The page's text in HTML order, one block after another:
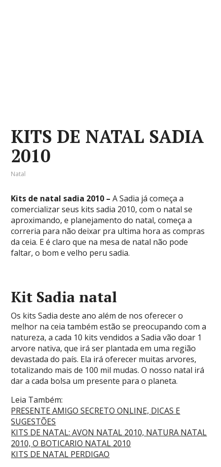
KITS DE NATAL SADIA
2010
Natal
Kits de natal sadia 2010 –A Sadia já começa a
comercializar seus kits sadia 2010, com o natal se
aproximando, e planejamento do natal, começa a
correria para não deixar pra ultima hora as compras
da ceia. E é claro que na mesa de natal não pode
faltar, o bom e velho peru sadia.
Kit Sadia natal
Os kits Sadia deste ano além de nos oferecer o
melhor na ceia também estão se preocupando com a
natureza, a cada 10 kits vendidos a Sadia vão doar 1
arvore nativa, que irá ser plantada em uma região
devastada do país. Ela irá oferecer muitas arvores,
totalizando mais de 100 mil mudas. O nosso natal irá
dar a cada bolsa um presente para o planeta.
Leia Também:
PRESENTE AMIGO SECRETO ONLINE, DICAS E
SUGESTÕES
KITS DE NATAL: AVON NATAL 2010, NATURA NATAL
2010, O BOTICARIO NATAL 2010
KITS DE NATAL PERDIGAO